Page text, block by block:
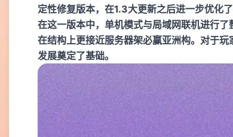
定性修复版本，在1.3大更新之后进一步优化
在这一版本中，单机模式与局域网联机进行
在结构上更接近服务器架必赢亚洲构。对于玩
发展奠定了基础。